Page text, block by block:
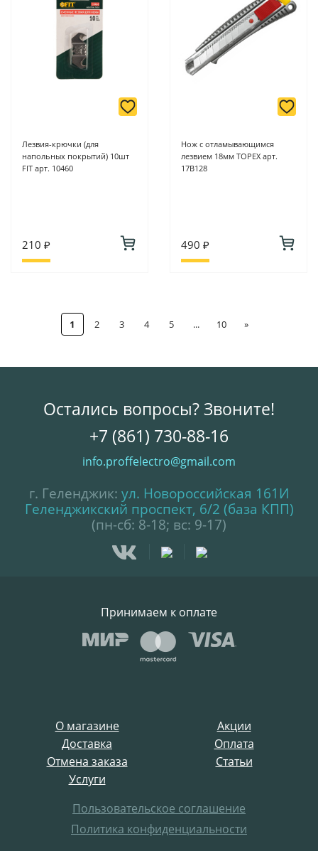
Лезвия-крючки (для
напольных покрытий) 10шт
FIT арт. 10460
210 ₽
Нож с отламывающимся
лезвием 18мм TOPEX арт.
17B128
490 ₽
1 2 3 4 5 ... 10 »
О магазине
Акции
Доставка
Оплата
Отмена заказа
Статьи
Услуги
Пользовательское соглашение
Политика конфиденциальности
Остались вопросы? Звоните!
+7 (861) 730-88-16
info.proffelectro@gmail.com
г. Геленджик: ул. Новороссийская 161И
Геленджикский проспект, 6/2 (база КПП)
(пн-сб: 8-18; вс: 9-17)
Принимаем к оплате